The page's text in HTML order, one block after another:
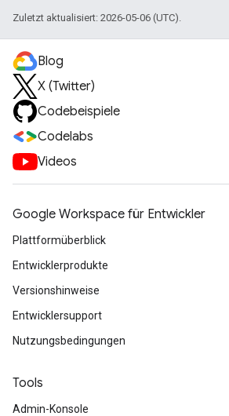
Zuletzt aktualisiert: 2026-05-06 (UTC).
Blog
X (Twitter)
Codebeispiele
Codelabs
Videos
Google Workspace für Entwickler
Plattformüberblick
Entwicklerprodukte
Versionshinweise
Entwicklersupport
Nutzungsbedingungen
Tools
Admin-Konsole